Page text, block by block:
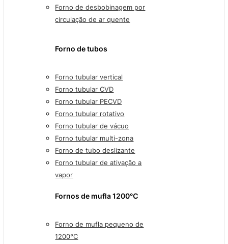
Forno de desbobinagem por
circulação de ar quente
Forno de tubos
Forno tubular vertical
Forno tubular CVD
Forno tubular PECVD
Forno tubular rotativo
Forno tubular de vácuo
Forno tubular multi-zona
Forno de tubo deslizante
Forno tubular de ativação a
vapor
Fornos de mufla 1200℃
Forno de mufla pequeno de
1200°C